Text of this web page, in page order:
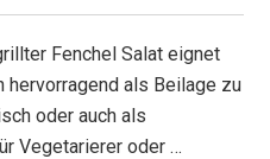
Fenchel Salat eignet
hervorragend als Beilage zu
oder auch als
Vegetarierer oder …